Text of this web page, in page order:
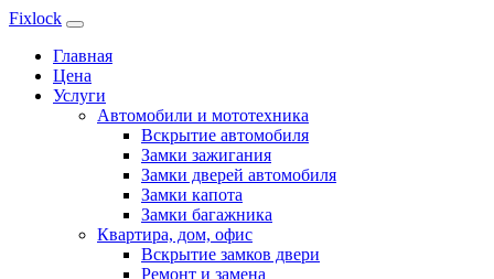
Fixlock
Главная
Цена
Услуги
Автомобили и мототехника
Вскрытие автомобиля
Замки зажигания
Замки дверей автомобиля
Замки капота
Замки багажника
Квартира, дом, офис
Вскрытие замков двери
Ремонт и замена